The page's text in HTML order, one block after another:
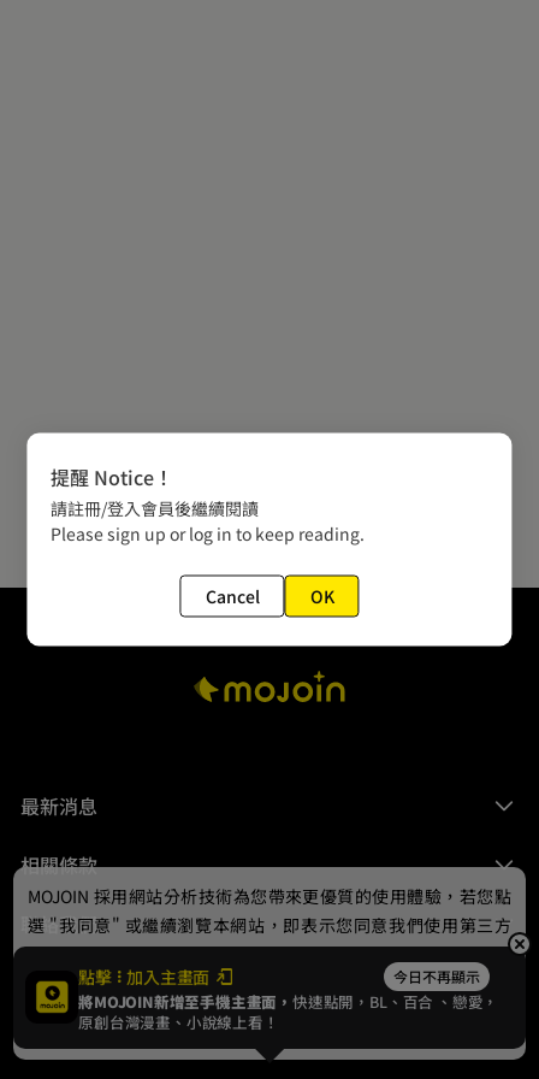
最新消息
相關條款
聯絡我們
© 2024 gamania Digital Entertainment Co., Ltd.
點擊 加入主畫面 今日不再顯示
將MOJOIN新增至手機主畫面，快速點開，BL、 百合 、戀愛，
原創台灣漫畫、小說線上看！
MOJOIN 採用網站分析技術為您帶來更優質的使用體驗，若您點
選 "我同意" 或繼續瀏覽本網站，即表示您同意我們使用第三方
Cookie，欲瞭解更多資訊請見隱私權政策。
我同意
提醒 Notice！
請註冊/登入會員後繼續閱讀
Please sign up or log in to keep reading.
Cancel OK